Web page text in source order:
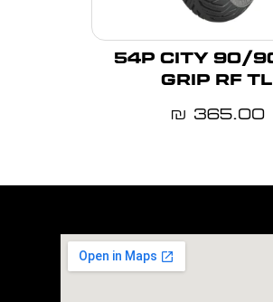
90/90-12 54P CITY
GRIP RF TL
365.00
₪